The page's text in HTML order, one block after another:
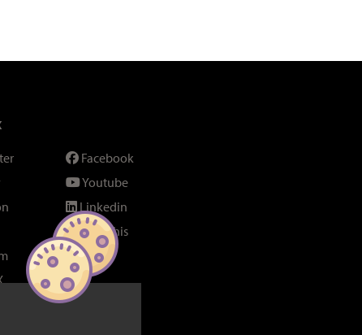
Facebook
Youtube
Linkedin
SeenThis
Fil RSS